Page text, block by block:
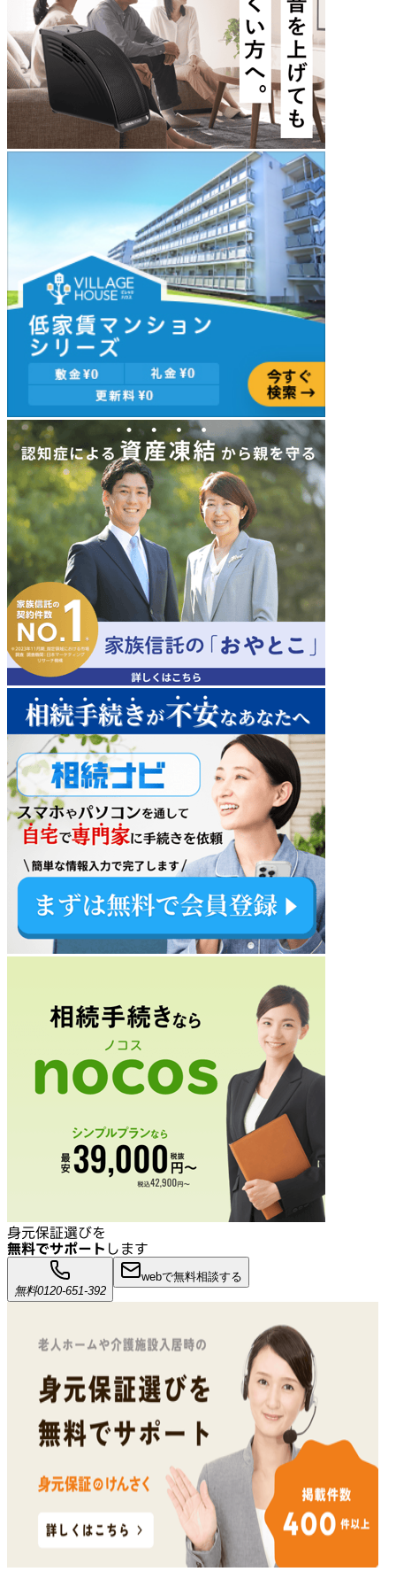
身元保証選びを
無料でサポート します
無料0120-651-392
webで無料相談する